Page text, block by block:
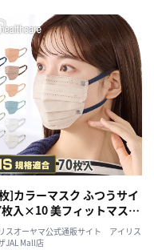
]カラーマスク ふつうサイ
枚入×10 美フィットマスク
クベージュ
スオーヤマ公式通販サイト アイリス
JAL Mall店